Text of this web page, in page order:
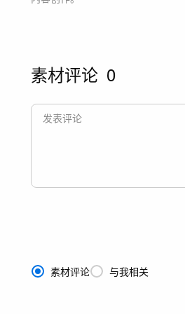
素材评论 0
素材评论 与我相关